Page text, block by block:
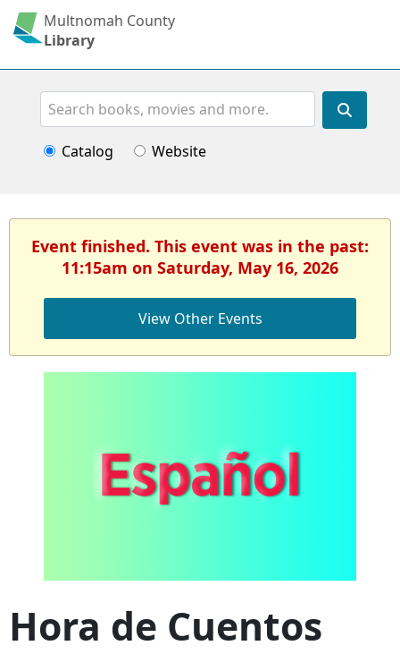
Multnomah County
Library
Search
Catalog Website
Event finished. This event was in the past:
11:15am on Saturday, May 16, 2026
View Other Events
Hora de Cuentos